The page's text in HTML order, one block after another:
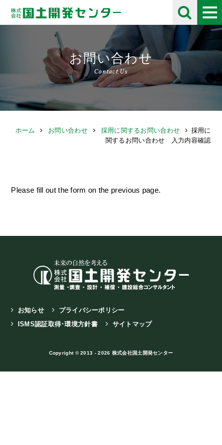
お問い合わせ
Contact Us
ホーム お問い合わせ 採用に関するお問い合わせ
採用に
関するお問い合わせ 入力内容確認
Please fill out the form on the previous page.
お知らせ
プライバシーポリシー
ISMS認証取得･環境方針書
サイトマップ
Copyright © 2013 - 2026 株式会社国土開発センター